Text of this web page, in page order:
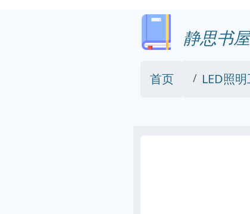
静思书屋
首页 LED照